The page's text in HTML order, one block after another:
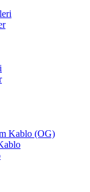
Kablo (OG)